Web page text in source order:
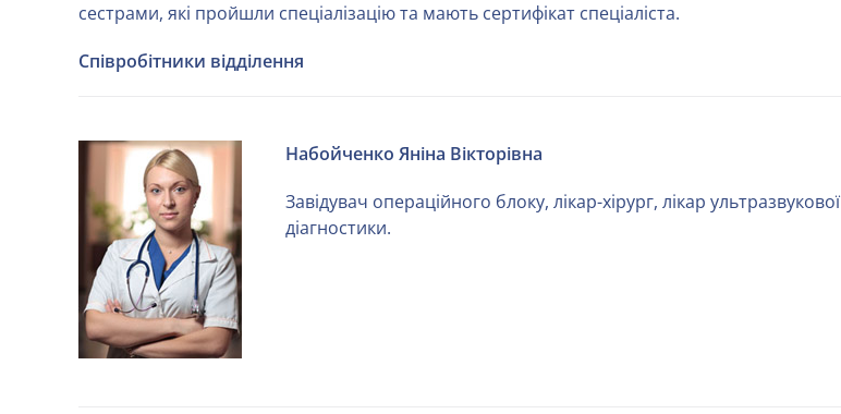
сестрами, які пройшли спеціалізацію та мають сертифікат спеціаліста.
Співробітники відділення
Набойченко Яніна Вікторівна
Завідувач операційного блоку, лікар-хірург, лікар ультразвукової
діагностики.